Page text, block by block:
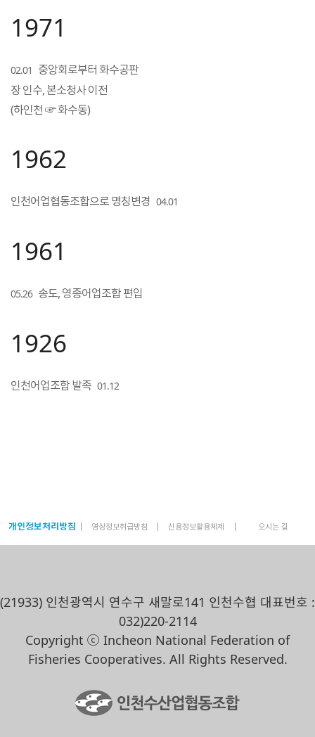
1971
02.01 중앙회로부터 화수공판
장 인수, 본소청사 이전
(하인천 ☞ 화수동)
1962
인천어업협동조합으로 명칭변경 04.01
1961
05.26 송도, 영종어업조합 편입
1926
인천어업조합 발족 01.12
개인정보처리방침 영상정보취급방침 신용정보활용체제 오시는 길
(21933) 인천광역시 연수구 새말로141 인천수협 대표번호 :
032)220-2114
Copyright ⓒ Incheon National Federation of
Fisheries Cooperatives. All Rights Reserved.